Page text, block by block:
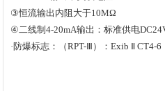
③恒流输出内阻大于10MΩ
④二线制4-20mA输出：标准供电
·防爆标志：（RPT-Ⅲ）：Exib Ⅱ CT4-6